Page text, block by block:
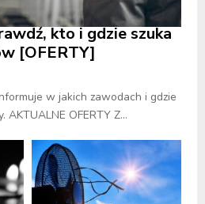
kto i gdzie szuka
[OFERTY]
w jakich zawodach i gdzie
OFERTY Z...